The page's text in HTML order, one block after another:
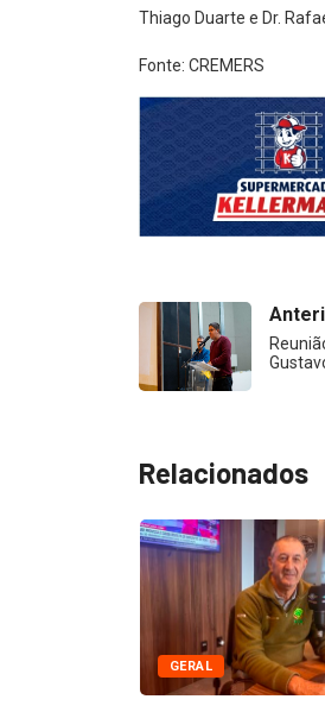
Thiago Duarte e Dr.
Fonte: CREMERS
Relacionados
GERAL